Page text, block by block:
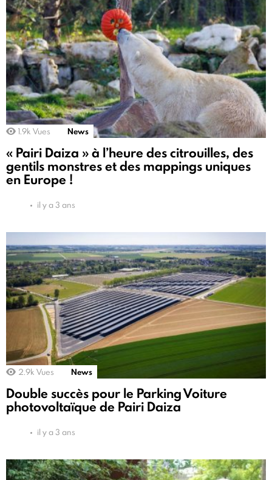
1.9k Vues News
« Pairi Daiza » à l’heure des citrouilles, des
gentils monstres et des mappings uniques
en Europe !
il y a 3 ans
2.9k Vues News
Double succès pour le Parking Voiture
photovoltaïque de Pairi Daiza
il y a 3 ans